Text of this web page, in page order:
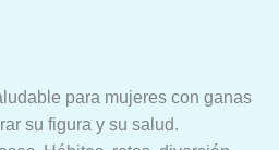
para mujeres con ganas
su figura y su salud.